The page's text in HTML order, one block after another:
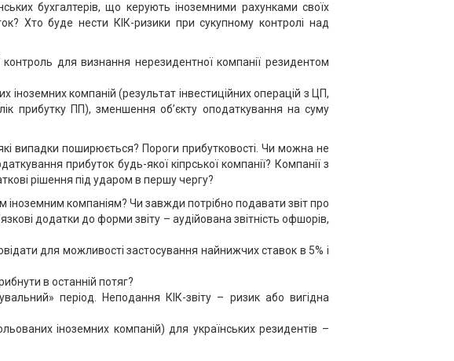
бухгалтерів, що керують іноземними рахунками своїх
Хто буде нести КІК-ризики при сукупному контролі над
для визнання нерезидентної компанії резидентом
іноземних компаній (результат інвестиційних операцій з ЦП,
прибутку ПП), зменшення об’єкту оподаткування на суму
випадки поширюється? Пороги прибутковості. Чи можна не
прибуток будь-якої кіпрської компанії? Компанії з
рішення під ударом в першу чергу?
іноземним компаніям? Чи завжди потрібно подавати звіт про
додатки до форми звіту – аудійована звітність офшорів,
для можливості застосування найнижчих ставок в 5% і
в останній потяг?
період. Неподання КІК-звіту – ризик або вигідна
іноземних компаній) для українських резидентів –